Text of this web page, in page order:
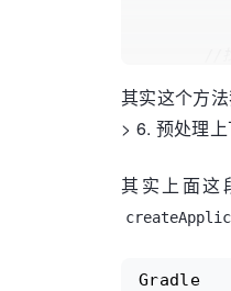
//
其实这个方
> 6. 预处理
其实上面这
Gradle